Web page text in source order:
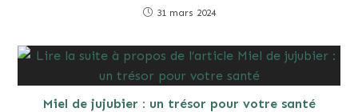
31 mars 2024
Miel de jujubier : un trésor pour votre santé